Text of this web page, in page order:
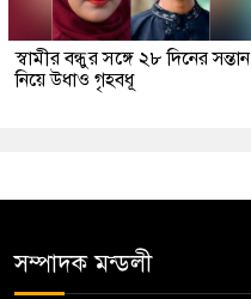
স্বামীর বন্ধুর সঙ্গে ২৮ দিনের সন্তান
নিয়ে উধাও গৃহবধূ
সম্পাদক মন্ডলী